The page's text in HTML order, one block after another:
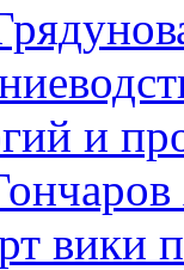
и
вики